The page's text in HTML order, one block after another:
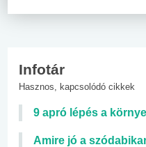
Infotár
Hasznos, kapcsolódó cikkek
9 apró lépés a
Amire jó a